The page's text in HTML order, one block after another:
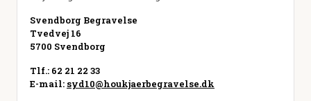
Svendborg Begravelse
Tvedvej 16
5700 Svendborg
Tlf.: 62 21 22 33
E-mail: syd10@houkjaerbegravelse.dk